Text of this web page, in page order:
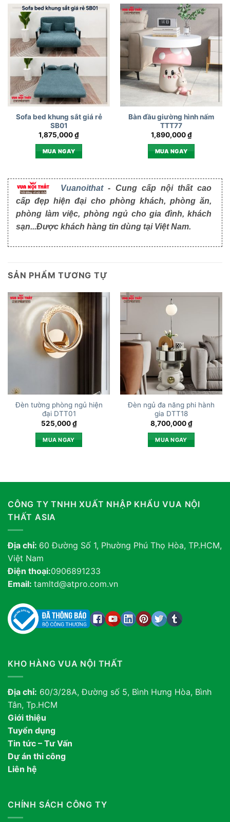
Sofa bed khung sắt giá rẻ
SB01
1,875,000₫
MUA NGAY
Bàn đầu giường hình nấm
TTT77
1,890,000₫
MUA NGAY
Vuanoithat- Cung cấp nội thất cao
cấp đẹp hiện đại cho phòng khách, phòng ăn,
phòng làm việc, phòng ngủ cho gia đình, khách
sạn...Được khách hàng tin dùng tại Việt Nam.
SẢN PHẨM TƯƠNG TỰ
Đèn tường phòng ngủ hiện
đại DTT01
525,000₫
MUA NGAY
Đèn ngủ đa năng phi hành
gia DTT18
8,700,000₫
MUA NGAY
CÔNG TY TNHH XUẤT NHẬP KHẨU VUA NỘI
THẤT ASIA
Địa chỉ: 60 Đường Số 1, Phường Phú Thọ Hòa, TP.HCM,
Việt Nam
Điện thoại:0906891233
Email: tamltd@atpro.com.vn
KHO HÀNG VUA NỘI THẤT
Địa chỉ: 60/3/28A, Đường số 5, Bình Hưng Hòa, Bình
Tân, Tp.HCM
Giới thiệu
Tuyển dụng
Tin tức – Tư Vấn
Dự án thi công
Liên hệ
CHÍNH SÁCH CÔNG TY